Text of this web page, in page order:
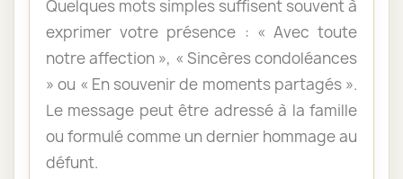
Quelques mots simples suffisent souvent à
exprimer votre présence : « Avec toute
notre affection », « Sincères condoléances
» ou « En souvenir de moments partagés ».
Le message peut être adressé à la famille
ou formulé comme un dernier hommage au
défunt.